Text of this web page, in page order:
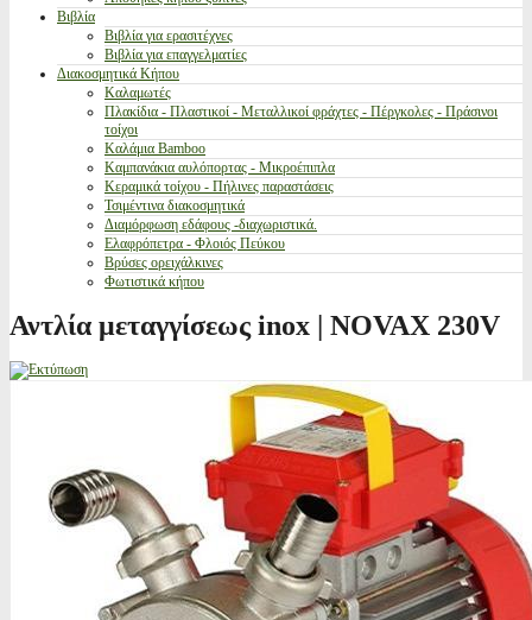
Βιβλία
Βιβλία για ερασιτέχνες
Βιβλία για επαγγελματίες
Διακοσμητικά Κήπου
Καλαμωτές
Πλακίδια - Πλαστικοί - Μεταλλικοί φράχτες - Πέργκολες - Πράσινοι
τοίχοι
Καλάμια Bamboo
Καμπανάκια αυλόπορτας - Μικροέπιπλα
Κεραμικά τοίχου - Πήλινες παραστάσεις
Τσιμέντινα διακοσμητικά
Διαμόρφωση εδάφους -διαχωριστικά.
Ελαφρόπετρα - Φλοιός Πεύκου
Βρύσες ορειχάλκινες
Φωτιστικά κήπου
Αντλία μεταγγίσεως inox | NOVAX 230V